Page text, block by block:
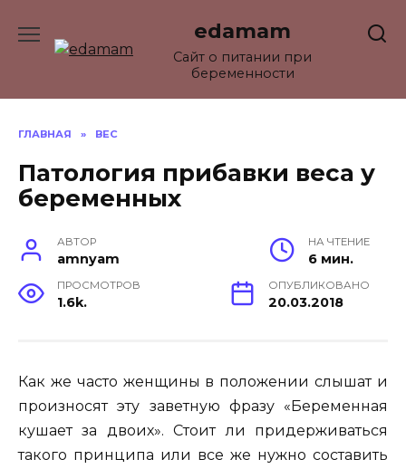
содержанию
edamam
Сайт о питании при
беременности
ГЛАВНАЯ » ВЕС
Патология прибавки веса у
беременных
АВТОР
amnyam
НА ЧТЕНИЕ
6 мин.
ПРОСМОТРОВ
1.6k.
ОПУБЛИКОВАНО
20.03.2018
Как же часто женщины в положении слышат и
произносят эту заветную фразу «Беременная
кушает за двоих». Стоит ли придерживаться
такого принципа или все же нужно составить